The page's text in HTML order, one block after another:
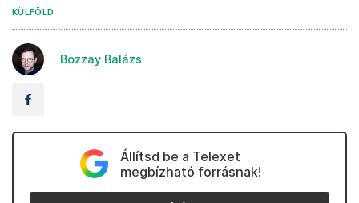
KÜLFÖLD
Bozzay Balázs
Állítsd be a Telexet
megbízható forrásnak!